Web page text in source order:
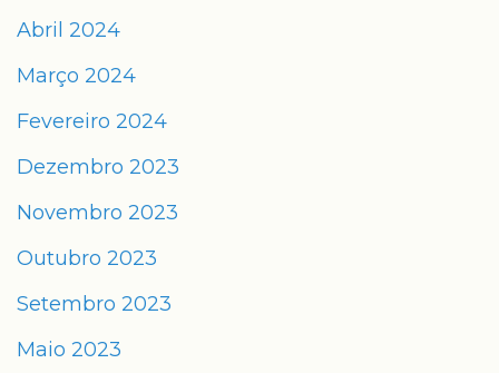
Abril 2024
Março 2024
Fevereiro 2024
Dezembro 2023
Novembro 2023
Outubro 2023
Setembro 2023
Maio 2023